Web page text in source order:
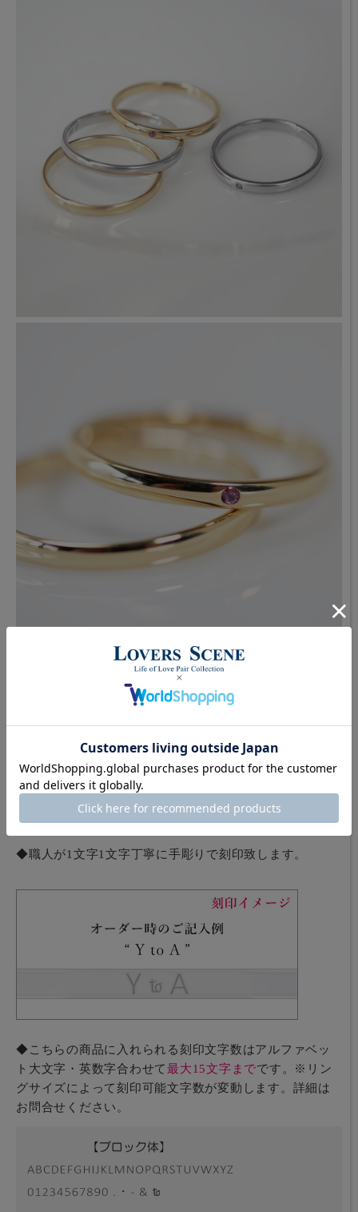
ご希望の方には、リングの内側にメッセージやお名前な
どを有料で刻印(文字入れ)させていただきます。
◆刻印についてはブロック体（大文字）のみ可能です。
下記の書体見本をご確認下さい。
◆職人が1文字1文字丁寧に手彫りで刻印致します。
◆こちらの商品に入れられる刻印文字数はアルファベッ
ト大文字・英数字合わせて最大15文字までです。※リン
グサイズによって刻印可能文字数が変動します。詳細は
お問合せください。